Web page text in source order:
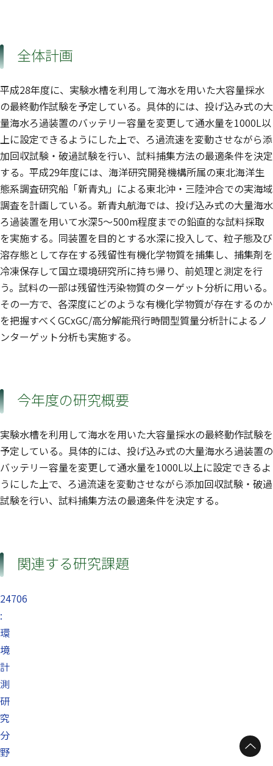
全体計画
平成28年度に、実験水槽を利用して海水を用いた大容量採水
の最終動作試験を予定している。具体的には、投げ込み式の大
量海水ろ過装置のバッテリー容量を変更して通水量を1000L以
上に設定できるようにした上で、ろ過流速を変動させながら添
加回収試験・破過試験を行い、試料捕集方法の最適条件を決定
する。平成29年度には、海洋研究開発機構所属の東北海洋生
態系調査研究船「新青丸」による東北沖・三陸沖合での実海域
調査を計画している。新青丸航海では、投げ込み式の大量海水
ろ過装置を用いて水深5〜500m程度までの鉛直的な試料採取
を実施する。同装置を目的とする水深に投入して、粒子態及び
溶存態として存在する残留性有機化学物質を捕集し、捕集剤を
冷凍保存して国立環境研究所に持ち帰り、前処理と測定を行
う。試料の一部は残留性汚染物質のターゲット分析に用いる。
その一方で、各深度にどのような有機化学物質が存在するのか
を把握すべくGCxGC/高分解能飛行時間型質量分析計によるノ
ンターゲット分析も実施する。
今年度の研究概要
実験水槽を利用して海水を用いた大容量採水の最終動作試験を
予定している。具体的には、投げ込み式の大量海水ろ過装置の
バッテリー容量を変更して通水量を1000L以上に設定できるよ
うにした上で、ろ過流速を変動させながら添加回収試験・破過
試験を行い、試料捕集方法の最適条件を決定する。
関連する研究課題
24706
:
環
境
計
測
研
究
分
野